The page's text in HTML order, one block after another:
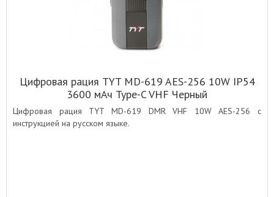
Цифровая рация TYT MD-619 AES-256 10W IP54
3600 мАч Type-C VHF Черный
Цифровая рация TYT MD-619 DMR VHF 10W AES-256 с
инструкцией на русском языке.